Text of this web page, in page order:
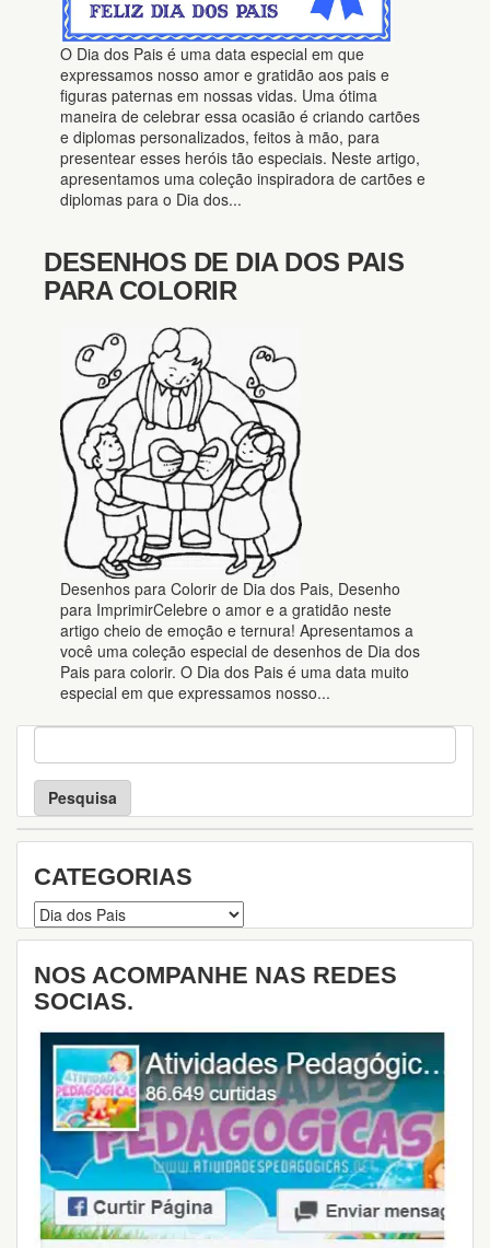
O Dia dos Pais é uma data especial em que
expressamos nosso amor e gratidão aos pais e
figuras paternas em nossas vidas. Uma ótima
maneira de celebrar essa ocasião é criando cartões
e diplomas personalizados, feitos à mão, para
presentear esses heróis tão especiais. Neste artigo,
apresentamos uma coleção inspiradora de cartões e
diplomas para o Dia dos...
DESENHOS DE DIA DOS PAIS
PARA COLORIR
Desenhos para Colorir de Dia dos Pais, Desenho
para ImprimirCelebre o amor e a gratidão neste
artigo cheio de emoção e ternura! Apresentamos a
você uma coleção especial de desenhos de Dia dos
Pais para colorir. O Dia dos Pais é uma data muito
especial em que expressamos nosso...
P
e
s
u
i
a
CATEGORIAS
Categorias
NOS ACOMPANHE NAS REDES
SOCIAS.